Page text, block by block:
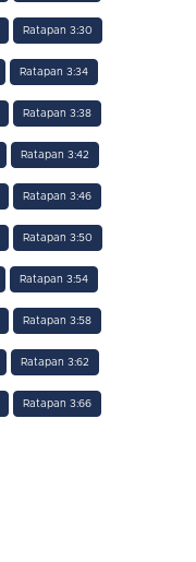
Ratapan 3:30
Ratapan 3:34
Ratapan 3:38
Ratapan 3:42
Ratapan 3:46
Ratapan 3:50
Ratapan 3:54
Ratapan 3:58
Ratapan 3:62
Ratapan 3:66